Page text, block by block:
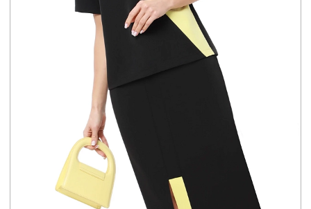
КОНТАКТЫ
СКИДКИ
ЧАСТО ЗАДАВАЕМЫЕ ВОПРОСЫ